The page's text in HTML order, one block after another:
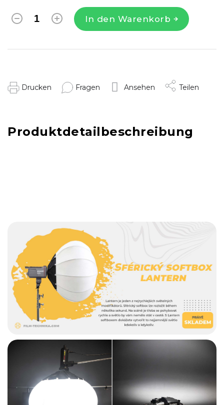
In den Warenkorb
Drucken Fragen Ansehen Teilen
Produktdetailbeschreibung